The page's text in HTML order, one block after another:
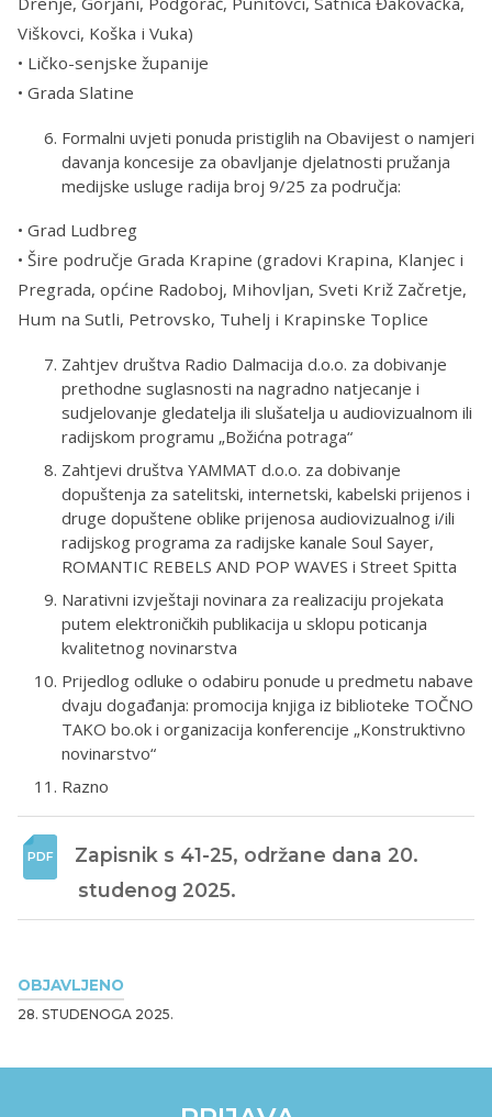
OBJAVLJENO
28. STUDENOGA 2025.
Viškovci, Koška i Vuka)
• Ličko-senjske županije
• Grada Slatine
Formalni uvjeti ponuda pristiglih na Obavijest o namjeri
davanja koncesije za obavljanje djelatnosti pružanja
medijske usluge radija broj 9/25 za područja:
• Grad Ludbreg
• Šire područje Grada Krapine (gradovi Krapina, Klanjec i
Pregrada, općine Radoboj, Mihovljan, Sveti Križ Začretje,
Hum na Sutli, Petrovsko, Tuhelj i Krapinske Toplice
Zahtjev društva Radio Dalmacija d.o.o. za dobivanje
prethodne suglasnosti na nagradno natjecanje i
sudjelovanje gledatelja ili slušatelja u audiovizualnom ili
radijskom programu „Božićna potraga“
Zahtjevi društva YAMMAT d.o.o. za dobivanje
dopuštenja za satelitski, internetski, kabelski prijenos i
druge dopuštene oblike prijenosa audiovizualnog i/ili
radijskog programa za radijske kanale Soul Sayer,
ROMANTIC REBELS AND POP WAVES i Street Spitta
Narativni izvještaji novinara za realizaciju projekata
putem elektroničkih publikacija u sklopu poticanja
kvalitetnog novinarstva
Prijedlog odluke o odabiru ponude u predmetu nabave
dvaju događanja: promocija knjiga iz biblioteke TOČNO
TAKO bo.ok i organizacija konferencije „Konstruktivno
novinarstvo“
Razno
Zapisnik s 41-25, održane dana 20.
studenog 2025.